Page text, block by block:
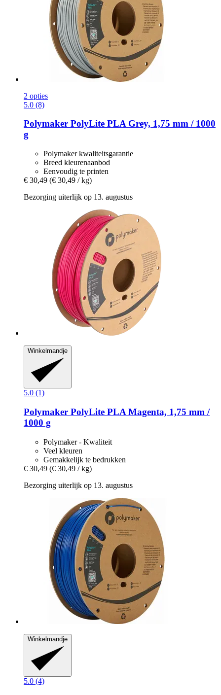
2 opties
5.0 (8)
Polymaker PolyLite PLA Grey, 1,75 mm / 1000
g
Polymaker kwaliteitsgarantie
Breed kleurenaanbod
Eenvoudig te printen
€ 30,49 (€ 30,49 / kg)
Bezorging uiterlijk op 13. augustus
Winkelmandje
5.0 (1)
Polymaker PolyLite PLA Magenta, 1,75 mm /
1000 g
Polymaker - Kwaliteit
Veel kleuren
Gemakkelijk te bedrukken
€ 30,49 (€ 30,49 / kg)
Bezorging uiterlijk op 13. augustus
Winkelmandje
5.0 (4)